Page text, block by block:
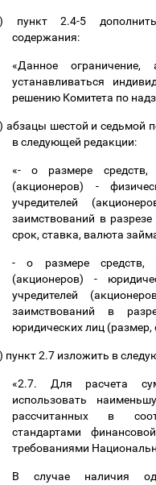
пункт 2.4-5
содержания:
«Данное
устанавливаться
решению Комитета по
абзацы шестой и седьмой
в следующей редакции:
«- о размере средств,
(акционеров) -
учредителей
заимствований в
срок, ставка, валюта
- о размере средств,
(акционеров) -
учредителей
заимствований в
юридических лиц (размер,
пункт 2.7 изложить в
«2.7. Для расчета
использовать
рассчитанных в
стандартами
требованиями
В случае наличия